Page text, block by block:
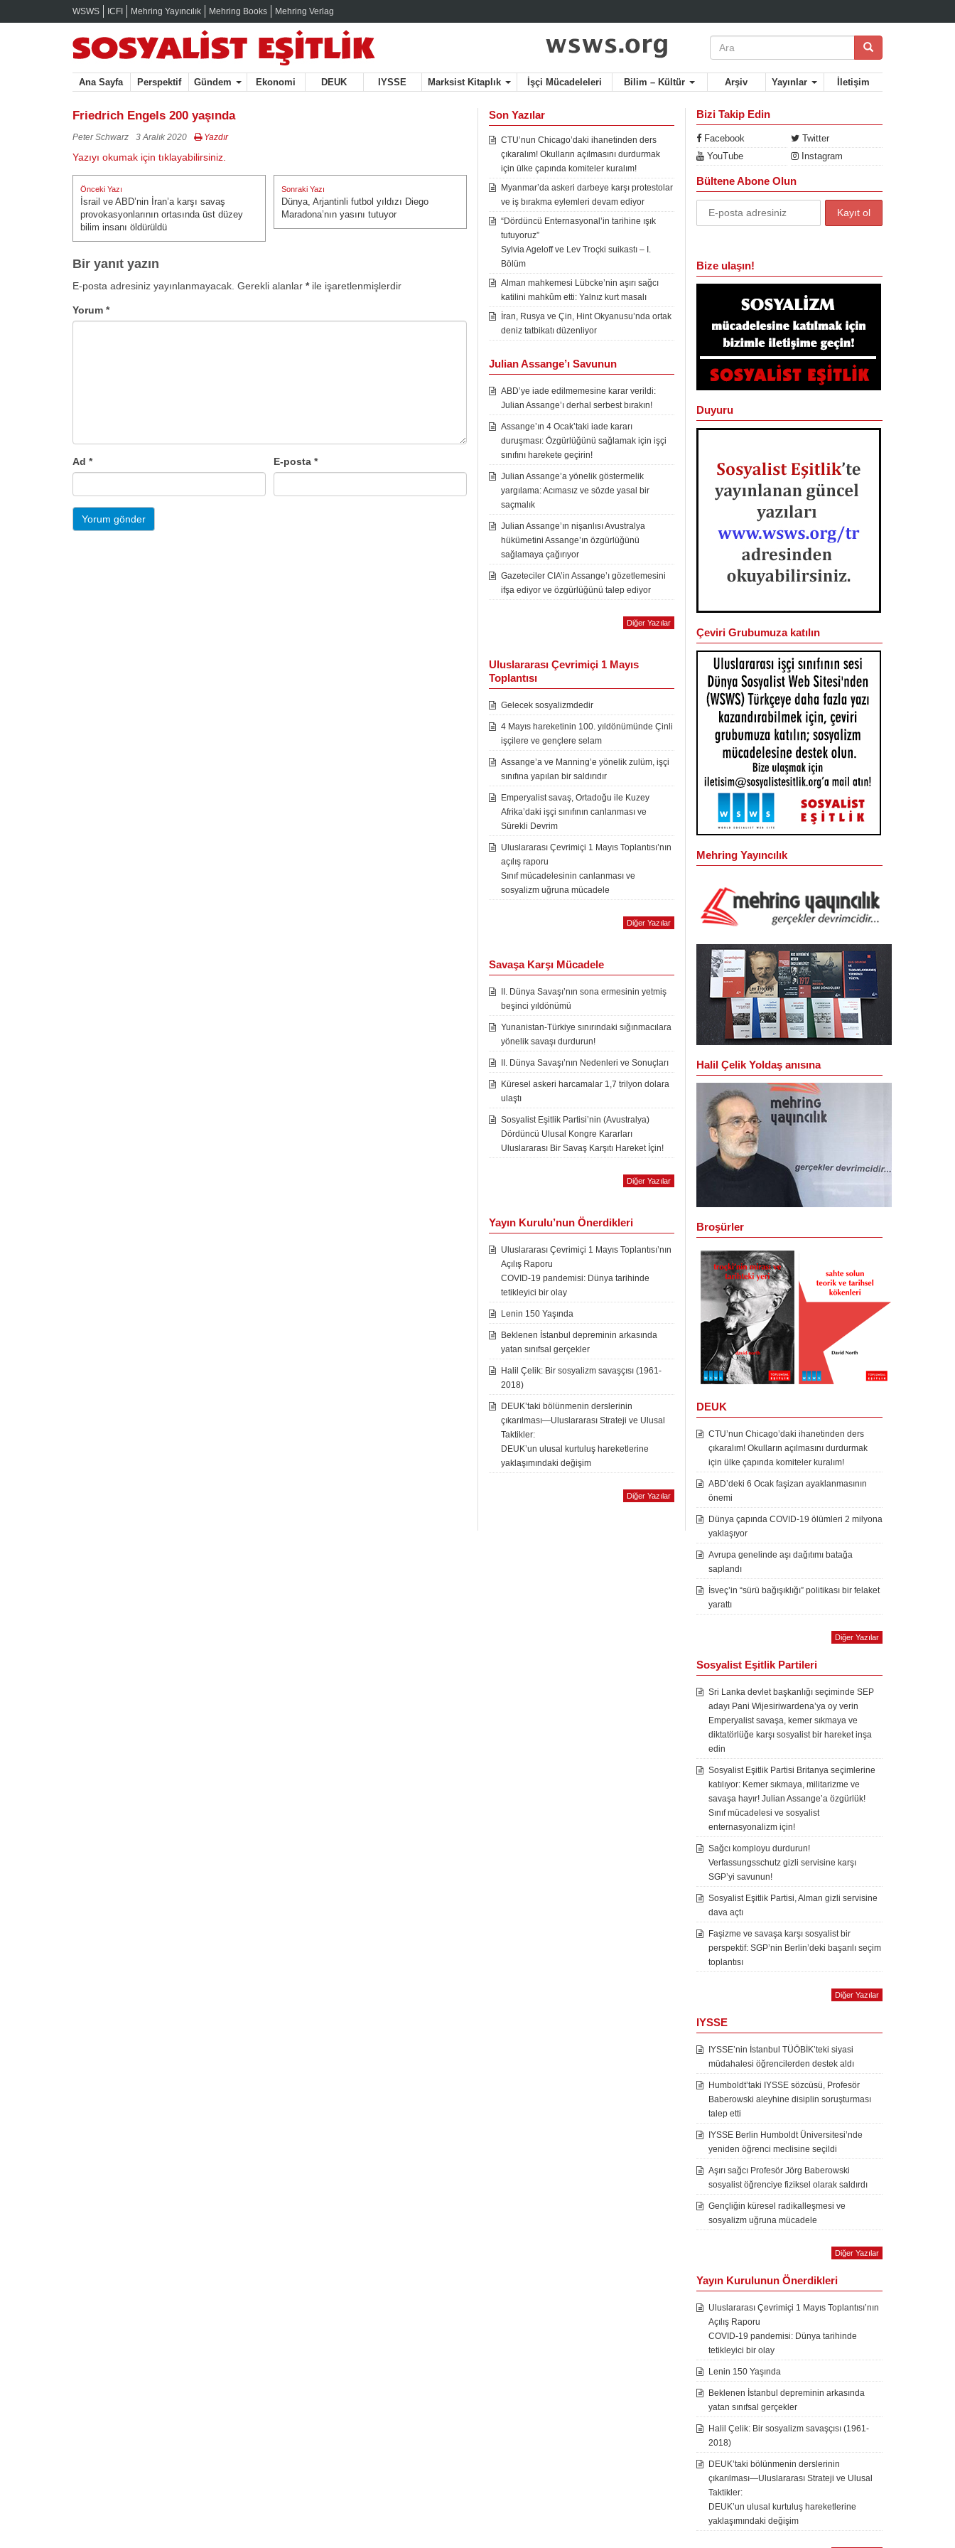
WSWS ICFI Mehring Yayıncılık Mehring Books Mehring Verlag
Ana Sayfa Perspektif Gündem Ekonomi DEUK IYSSE Marksist Kitaplık İşçi Mücadeleleri Bilim – Kültür Arşiv Yayınlar İletişim
Friedrich Engels 200 yaşında
Peter Schwarz 3 Aralık 2020 Yazdır
Yazıyı okumak için tıklayabilirsiniz.
Yazı
gezinmesi
Önceki Yazı
Önceki Yazı:
İsrail ve ABD’nin İran’a karşı savaş
provokasyonlarının ortasında üst düzey
bilim insanı öldürüldü
Sonraki Yazı
Sonraki Yazı:
Dünya, Arjantinli futbol yıldızı Diego
Maradona’nın yasını tutuyor
Bir yanıt yazın
E-posta adresiniz yayınlanmayacak. Gerekli alanlar *ile işaretlenmişlerdir
Yorum *
Ad * E-posta*
Son Yazılar
CTU’nun Chicago’daki ihanetinden ders
çıkaralım! Okulların açılmasını durdurmak
için ülke çapında komiteler kuralım!
Myanmar’da askeri darbeye karşı protestolar
ve iş bırakma eylemleri devam ediyor
“Dördüncü Enternasyonal’in tarihine ışık
tutuyoruz”
Sylvia Ageloff ve Lev Troçki suikastı – I.
Bölüm
Alman mahkemesi Lübcke’nin aşırı sağcı
katilini mahkûm etti: Yalnız kurt masalı
İran, Rusya ve Çin, Hint Okyanusu’nda ortak
deniz tatbikatı düzenliyor
Julian Assange’ı Savunun
ABD’ye iade edilmemesine karar verildi:
Julian Assange’ı derhal serbest bırakın!
Assange’ın 4 Ocak’taki iade kararı
duruşması: Özgürlüğünü sağlamak için işçi
sınıfını harekete geçirin!
Julian Assange’a yönelik göstermelik
yargılama: Acımasız ve sözde yasal bir
saçmalık
Julian Assange’ın nişanlısı Avustralya
hükümetini Assange’ın özgürlüğünü
sağlamaya çağırıyor
Gazeteciler CIA’in Assange’ı gözetlemesini
ifşa ediyor ve özgürlüğünü talep ediyor
Diğer Yazılar
Uluslararası Çevrimiçi 1 Mayıs
Toplantısı
Gelecek sosyalizmdedir
4 Mayıs hareketinin 100. yıldönümünde Çinli
işçilere ve gençlere selam
Assange’a ve Manning’e yönelik zulüm, işçi
sınıfına yapılan bir saldırıdır
Emperyalist savaş, Ortadoğu ile Kuzey
Afrika’daki işçi sınıfının canlanması ve
Sürekli Devrim
Uluslararası Çevrimiçi 1 Mayıs Toplantısı’nın
açılış raporu
Sınıf mücadelesinin canlanması ve
sosyalizm uğruna mücadele
Diğer Yazılar
Savaşa Karşı Mücadele
II. Dünya Savaşı’nın sona ermesinin yetmiş
beşinci yıldönümü
Yunanistan-Türkiye sınırındaki sığınmacılara
yönelik savaşı durdurun!
II. Dünya Savaşı’nın Nedenleri ve Sonuçları
Küresel askeri harcamalar 1,7 trilyon dolara
ulaştı
Sosyalist Eşitlik Partisi’nin (Avustralya)
Dördüncü Ulusal Kongre Kararları
Uluslararası Bir Savaş Karşıtı Hareket İçin!
Diğer Yazılar
Yayın Kurulu’nun Önerdikleri
Uluslararası Çevrimiçi 1 Mayıs Toplantısı’nın
Açılış Raporu
COVID-19 pandemisi: Dünya tarihinde
tetikleyici bir olay
Lenin 150 Yaşında
Beklenen İstanbul depreminin arkasında
yatan sınıfsal gerçekler
Halil Çelik: Bir sosyalizm savaşçısı (1961-
2018)
DEUK’taki bölünmenin derslerinin
çıkarılması—Uluslararası Strateji ve Ulusal
Taktikler:
DEUK’un ulusal kurtuluş hareketlerine
yaklaşımındaki değişim
Diğer Yazılar
Bizi Takip Edin
Facebook
Twitter
YouTube
Instagram
Bültene Abone Olun
Bize ulaşın!
Duyuru
Çeviri Grubumuza katılın
Mehring Yayıncılık
Halil Çelik Yoldaş anısına
Broşürler
DEUK
CTU’nun Chicago’daki ihanetinden ders
çıkaralım! Okulların açılmasını durdurmak
için ülke çapında komiteler kuralım!
ABD’deki 6 Ocak faşizan ayaklanmasının
önemi
Dünya çapında COVID-19 ölümleri 2 milyona
yaklaşıyor
Avrupa genelinde aşı dağıtımı batağa
saplandı
İsveç’in “sürü bağışıklığı” politikası bir felaket
yarattı
Diğer Yazılar
Sosyalist Eşitlik Partileri
Sri Lanka devlet başkanlığı seçiminde SEP
adayı Pani Wijesiriwardena’ya oy verin
Emperyalist savaşa, kemer sıkmaya ve
diktatörlüğe karşı sosyalist bir hareket inşa
edin
Sosyalist Eşitlik Partisi Britanya seçimlerine
katılıyor: Kemer sıkmaya, militarizme ve
savaşa hayır! Julian Assange’a özgürlük!
Sınıf mücadelesi ve sosyalist
enternasyonalizm için!
Sağcı komployu durdurun!
Verfassungsschutz gizli servisine karşı
SGP’yi savunun!
Sosyalist Eşitlik Partisi, Alman gizli servisine
dava açtı
Faşizme ve savaşa karşı sosyalist bir
perspektif: SGP’nin Berlin’deki başarılı seçim
toplantısı
Diğer Yazılar
IYSSE
IYSSE’nin İstanbul TÜÖBİK’teki siyasi
müdahalesi öğrencilerden destek aldı
Humboldt’taki IYSSE sözcüsü, Profesör
Baberowski aleyhine disiplin soruşturması
talep etti
IYSSE Berlin Humboldt Üniversitesi’nde
yeniden öğrenci meclisine seçildi
Aşırı sağcı Profesör Jörg Baberowski
sosyalist öğrenciye fiziksel olarak saldırdı
Gençliğin küresel radikalleşmesi ve
sosyalizm uğruna mücadele
Diğer Yazılar
Yayın Kurulunun Önerdikleri
Uluslararası Çevrimiçi 1 Mayıs Toplantısı’nın
Açılış Raporu
COVID-19 pandemisi: Dünya tarihinde
tetikleyici bir olay
Lenin 150 Yaşında
Beklenen İstanbul depreminin arkasında
yatan sınıfsal gerçekler
Halil Çelik: Bir sosyalizm savaşçısı (1961-
2018)
DEUK’taki bölünmenin derslerinin
çıkarılması—Uluslararası Strateji ve Ulusal
Taktikler:
DEUK’un ulusal kurtuluş hareketlerine
yaklaşımındaki değişim